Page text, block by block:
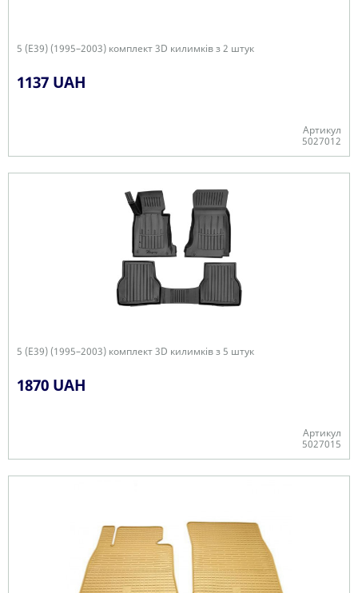
5 (E39) (1995–2003) комплект 3D килимків з 2 штук
1137 UAH
Артикул
5027012
5 (E39) (1995–2003) комплект 3D килимків з 5 штук
1870 UAH
Артикул
5027015